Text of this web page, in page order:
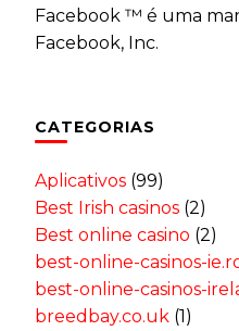
Facebook ™ é uma
Facebook, Inc.
CATEGORIAS
Aplicativos (99)
Best Irish casinos (2)
Best online casino (2)
best-online-casinos-
best-online-casinos-
breedbay.co.uk (1)